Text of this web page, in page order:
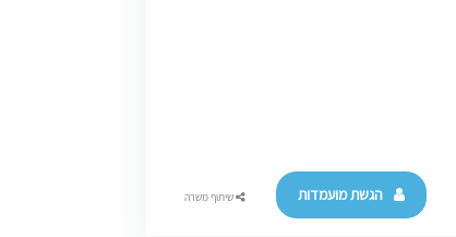
הגשת מועמדות שיתוף משרה